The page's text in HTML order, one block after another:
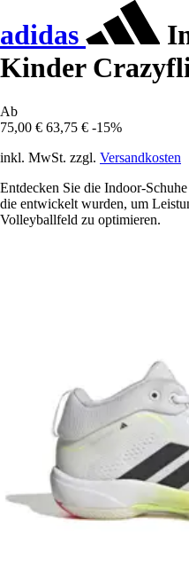
adidas
Kinder
Ab
75,00 € 63,75 € -15%
inkl. MwSt. zzgl. Versandkosten
Entdecken Sie die Indoor-
die entwickelt wurden, um
Volleyballfeld zu optimieren.